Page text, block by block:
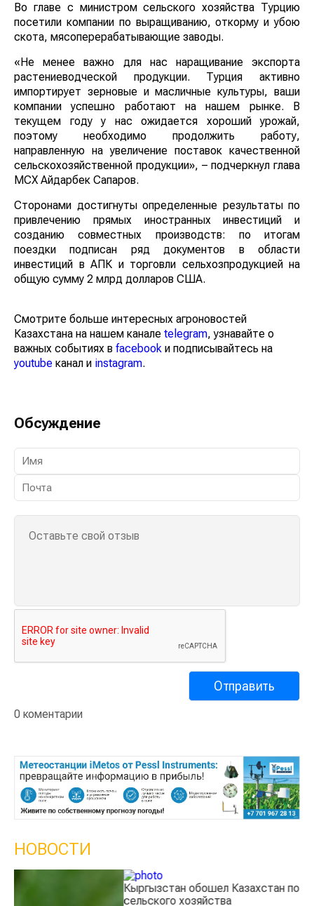
Во главе с министром сельского хозяйства Турцию
посетили компании по выращиванию, откорму и убою
скота, мясоперерабатывающие заводы.
«Не менее важно для нас наращивание экспорта
растениеводческой продукции. Турция активно
импортирует зерновые и масличные культуры, ваши
компании успешно работают на нашем рынке. В
текущем году у нас ожидается хороший урожай,
поэтому необходимо продолжить работу,
направленную на увеличение поставок качественной
сельскохозяйственной продукции», – подчеркнул
глава МСХ Айдарбек Сапаров.
Сторонами достигнуты определенные результаты по
привлечению прямых иностранных инвестиций и
созданию совместных производств: по итогам поездки
подписан ряд документов в области инвестиций в
АПК и торговли сельхозпродукцией на общую сумму 2
млрд долларов США.
Смотрите больше интересных агроновостей
Казахстана на нашем каналеtelegram , узнавайте о
важных событиях вfacebook и подписывайтесь на
youtube канал иinstagram
Обсуждение
0 коментарии
НОВОСТИ
Кыргызстан обошел Казахстан по темпам роста